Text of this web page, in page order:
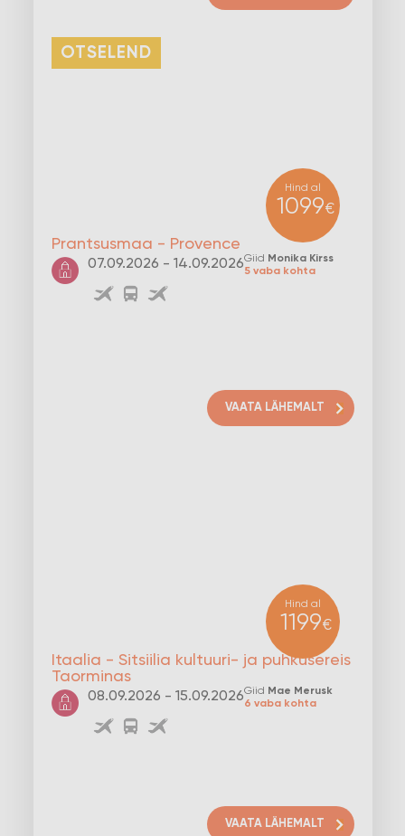
OTSELEND
Hind al
1099€
Prantsusmaa - Provence
07.09.2026 - 14.09.2026Giid Monika Kirss
5 vaba kohta
VAATA LÄHEMALT
Hind al
1199€
Itaalia - Sitsiilia kultuuri- ja puhkusereis
Taorminas
08.09.2026 - 15.09.2026Giid Mae Merusk
6 vaba kohta
VAATA LÄHEMALT